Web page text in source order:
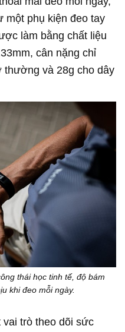
một phụ kiện đeo tay
làm bằng chất liệu
cân nặng chỉ
thường và 28g cho dây
thái học tinh tế, độ bám
khi đeo mỗi ngày.
vai trò theo dõi sức